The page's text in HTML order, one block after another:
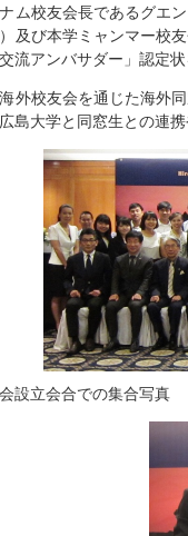
ム校友会長であるグエ
及び本学ミャンマー校
流アンバサダー」認定状
外校友会を通じた海外
島大学と同窓生との連
設立会合での集合写真